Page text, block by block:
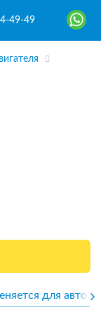
49-49
для авто